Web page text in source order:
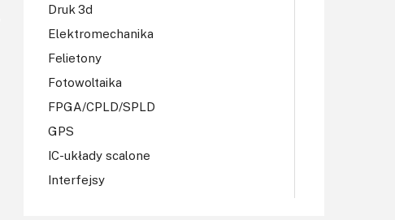
Druk 3d
Elektromechanika
Felietony
Fotowoltaika
FPGA/CPLD/SPLD
GPS
IC-układy scalone
Interfejsy